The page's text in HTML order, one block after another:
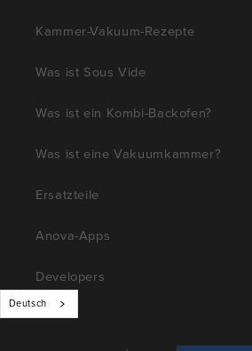
Kammer-Vakuum-Rezepte
Was ist Sous Vide
Was ist ein Kombi-Backofen?
Was ist eine Vakuumkammer?
Ersatzteile
Anova-Apps
Developers
Deutsch